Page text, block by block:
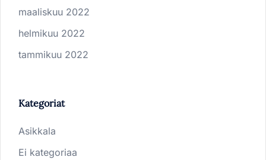
maaliskuu 2022
helmikuu 2022
tammikuu 2022
Kategoriat
Asikkala
Ei kategoriaa